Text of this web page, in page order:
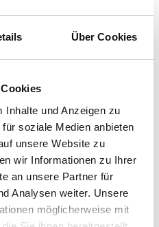
Über Cookies
Inhalte und Anzeigen zu
soziale Medien anbieten
unsere Website zu
wir Informationen zu Ihrer
an unsere Partner für
Analysen weiter. Unsere
möglicherweise mit